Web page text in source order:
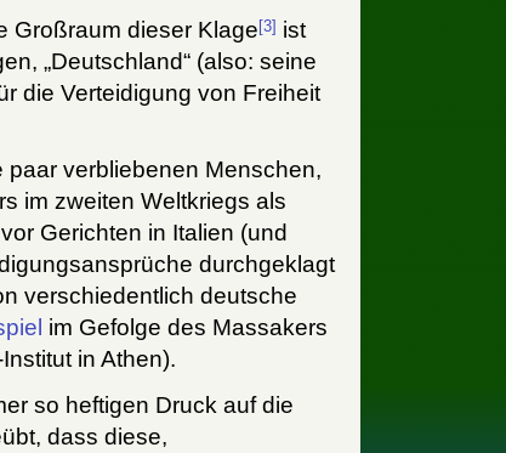
Großraum dieser Klage [3] ist
„Deutschland“ (also: seine
die Verteidigung von Freiheit
verbliebenen Menschen,
im zweiten Weltkriegs als
Gerichten in Italien (und
durchgeklagt
verschiedentlich deutsche
im Gefolge des Massakers
in Athen).
so heftigen Druck auf die
dass diese,